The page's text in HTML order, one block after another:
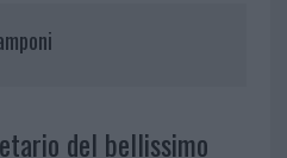
del bellissimo